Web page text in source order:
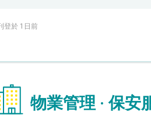
登於 1日前
物業管理 · 保安